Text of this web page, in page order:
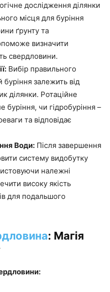
дослідження ділянки
місця для буріння
ґрунту та
визначити
свердловини.
Вибір правильного
залежить від
ділянки. Ротаційне
буріння, чи гідробуріння –
та відповідає
Води: Після завершення
систему видобутку
належні
високу якість
для подальшого
: Магія